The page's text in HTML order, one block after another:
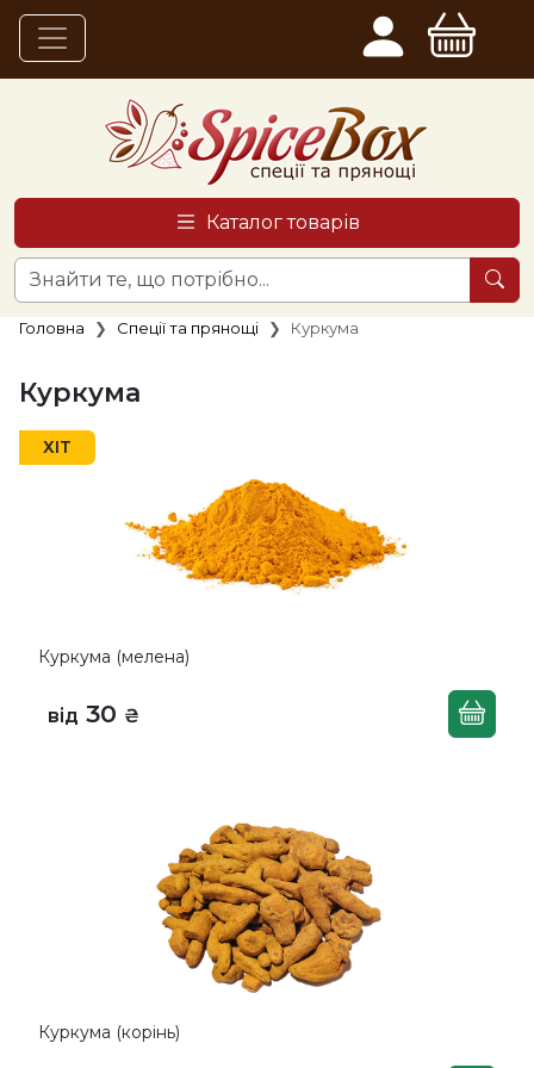
Каталог товарів
Головна Спеції та прянощі Куркума
Куркума
ХІТ
Куркума (мелена)
від 30 ₴
Куркума (корінь)